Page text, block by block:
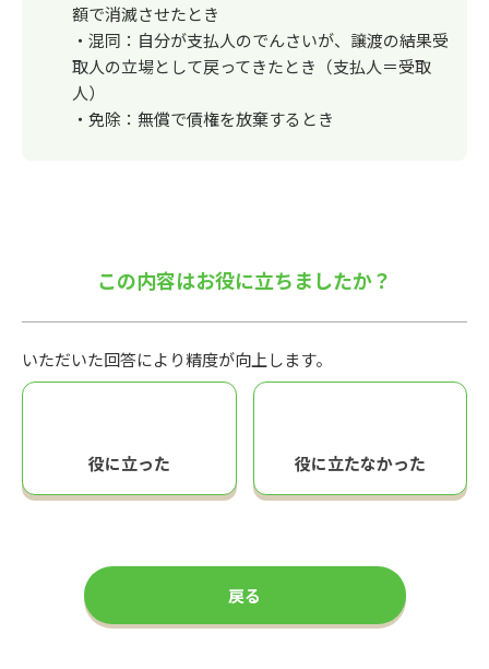
額で消滅させたとき
・混同：自分が支払人のでんさいが、譲渡の結果受
取人の立場として戻ってきたとき（支払人＝受取
人）
・免除：無償で債権を放棄するとき
この内容はお役に立ちましたか？
いただいた回答により精度が向上します。
役に立った 役に立たなかった
戻る